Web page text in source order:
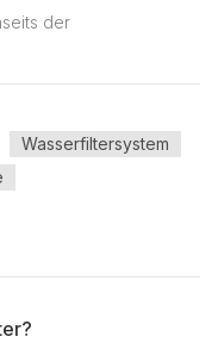
der
grundlegendes Prinzip
anhand der
und Ultrafiltration (UF)
Wasserfiltersystem